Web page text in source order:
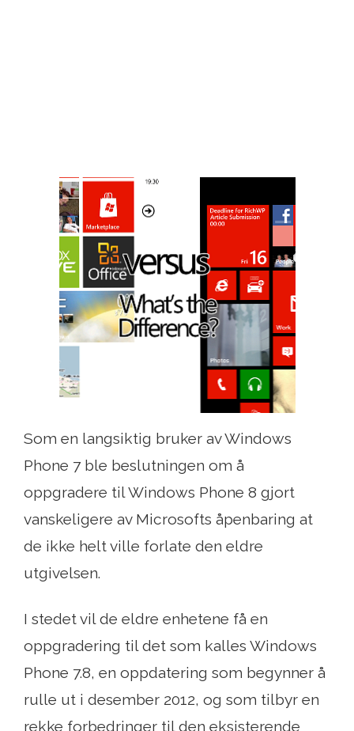
Som en langsiktig bruker av Windows
Phone 7 ble beslutningen om å
oppgradere til Windows Phone 8 gjort
vanskeligere av Microsofts åpenbaring at
de ikke helt ville forlate den eldre
utgivelsen.
I stedet vil de eldre enhetene få en
oppgradering til det som kalles Windows
Phone 7.8, en oppdatering som begynner å
rulle ut i desember 2012, og som tilbyr en
rekke forbedringer til den eksisterende